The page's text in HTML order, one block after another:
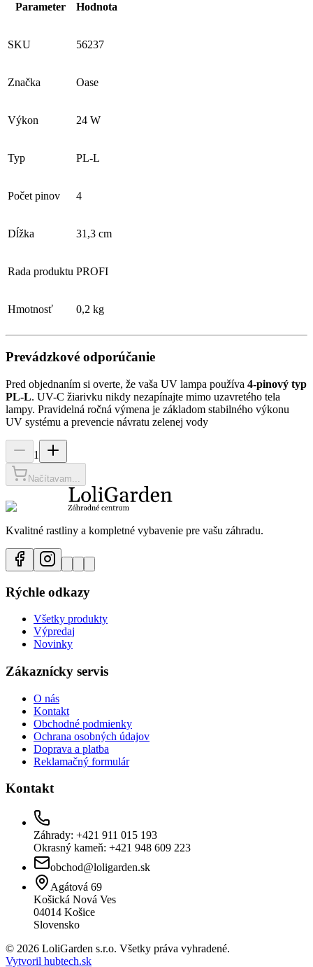
Parameter Hodnota
SKU 56237
Značka Oase
Výkon 24 W
Typ PL-L
Počet pinov 4
Dĺžka 31,3 cm
Rada produktu PROFI
Hmotnosť 0,2 kg
Prevádzkové odporúčanie
Pred objednaním si overte, že vaša UV lampa používa 4-pinový typ
PL-L. UV-C žiarivku nikdy nezapínajte mimo uzavretého tela
lampy. Pravidelná ročná výmena je základom stabilného výkonu
UV systému a prevencie návratu zelenej vody
1
Načítavam...
Kvalitné rastliny a kompletné vybavenie pre vašu záhradu.
Rýchle odkazy
Všetky produkty
Výpredaj
Novinky
Zákaznícky servis
O nás
Kontakt
Obchodné podmienky
Ochrana osobných údajov
Doprava a platba
Reklamačný formulár
Kontakt
Záhrady: +421 911 015 193
Okrasný kameň: +421 948 609 223
obchod@loligarden.sk
Agátová 69
Košická Nová Ves
04014 Košice
Slovensko
© 2026 LoliGarden s.r.o. Všetky práva vyhradené.
Vytvoril hubtech.sk